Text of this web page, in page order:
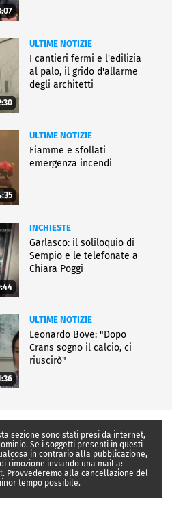
ULTIME NOTIZIE
I cantieri fermi e l'edilizia
al palo, il grido d'allarme
degli architetti
ULTIME NOTIZIE
Fiamme e sfollati
emergenza incendi
INCHIESTE
Garlasco: il soliloquio di
Sempio e le telefonate a
Chiara Poggi
ULTIME NOTIZIE
Leonardo Bove: "Dopo
Crans sogno il calcio, ci
riuscirò"
sezione sono stati presi da internet,
Se i soggetti presenti in questi
in contrario alla pubblicazione,
rimozione inviando una mail a:
. Provvederemo alla cancellazione del
tempo possibile.